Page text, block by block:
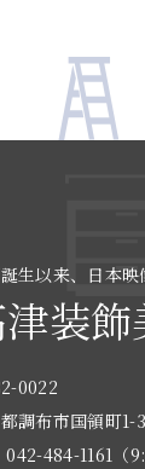
生以来、日本
装
0022
調布市国領町1-
484-1161（